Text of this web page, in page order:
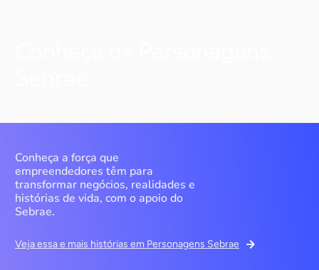
Conheça a força que
empreendedores têm para
transformar negócios, realidades e
histórias de vida, com o apoio do
Sebrae.
Veja essa e mais histórias em Personagens Sebrae